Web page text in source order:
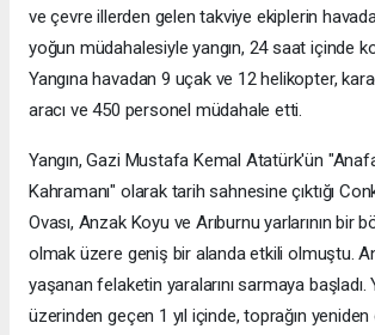
ve çevre illerden gelen takviye ekiplerin
yoğun müdahalesiyle yangın, 24 saat içinde
Yangına havadan 9 uçak ve 12 helikopter,
aracı ve 450 personel müdahale etti.
Yangın, Gazi Mustafa Kemal Atatürk'ün
Kahramanı" olarak tarih sahnesine çıktığı
Ovası, Anzak Koyu ve Arıburnu yarlarının bir
olmak üzere geniş bir alanda etkili olmuştu.
yaşanan felaketin yaralarını sarmaya başladı.
üzerinden geçen 1 yıl içinde, toprağın yeniden